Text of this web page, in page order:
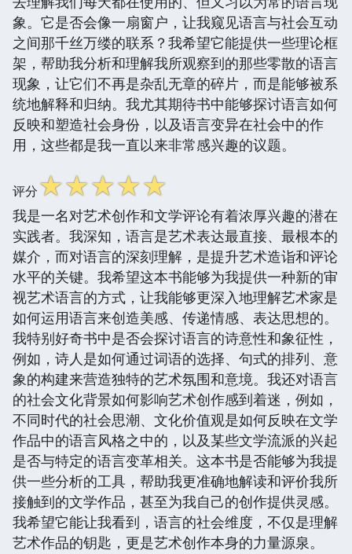
象。它是否会像一扇窗户，让我窥见语言与社会互动
之间那千丝万缕的联系？我希望它能提供一些理论框
架，帮助我分析和理解我所观察到的那些零散的语言
现象，让它们不再是杂乱无章的碎片，而是能够被系
统地解释和归纳。我尤其期待书中能够探讨语言如何
反映和塑造社会身份，以及语言变异在社会中的作
用，这些都是我一直以来非常感兴趣的议题。
评分☆☆☆☆☆
我是一名对艺术创作和文学评论有着浓厚兴趣的潜在
实践者。我深知，语言是艺术表达最直接、最根本的
媒介，而对语言的深刻理解，是提升艺术造诣和评论
水平的关键。我希望这本书能够为我提供一种新的审
视艺术语言的方式，让我能够更深入地理解艺术家是
如何运用语言来创造美感、传递情感、表达思想的。
我特别好奇书中是否会探讨语言的诗意性和象征性，
例如，诗人是如何通过词语的选择、句式的排列、意
象的构建来营造独特的艺术氛围和意境。我还对语言
的社会文化背景如何影响艺术创作感到着迷，例如，
不同时代的社会思潮、文化价值观是如何反映在文学
作品中的语言风格之中的，以及某些文学流派的兴起
是否与特定的语言变革相关。这本书是否能够为我提
供一些分析的工具，帮助我更准确地解读和评价我所
接触到的文学作品，甚至为我自己的创作提供灵感。
我希望它能让我看到，语言的社会维度，不仅是理解
艺术作品的钥匙，更是艺术创作本身的力量源泉。